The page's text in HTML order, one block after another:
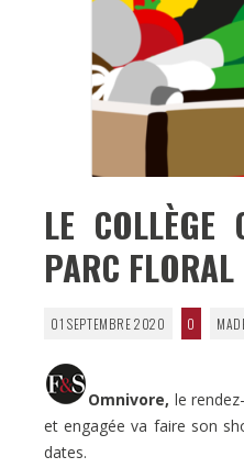
LE COLLÈGE
PARC
01 SEPTEMBRE 2020 0
Omnivore, le
et engagée va faire son
dates.